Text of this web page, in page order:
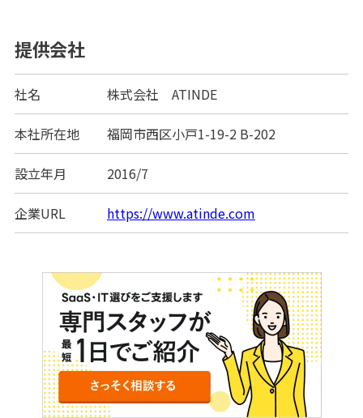
提供会社
社名 株式会社 ATINDE
本社所在地 福岡市西区小戸1-19-2 B-202
設立年月 2016/7
企業URL https://www.atinde.com